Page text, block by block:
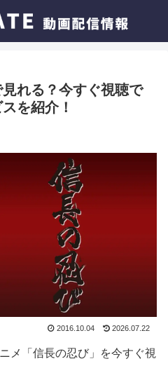
れる？今すぐ視聴で
を紹介！
2016.10.04 2026.07.22
メ「信長の忍び」を今すぐ視